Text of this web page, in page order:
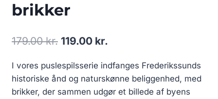
brikker
179.00kr. Den
pris
var:
119.00 kr.
pris
er:
I vores puslespilsserie indfanges Frederikssunds
historiske ånd og naturskønne beliggenhed, med
brikker, der sammen udgør et billede af byens